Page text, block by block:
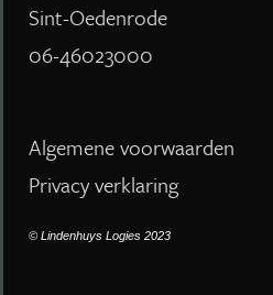
Sint-Oedenrode
06-46023000
Algemene voorwaarden
Privacy verklaring
© Lindenhuys Logies 2023